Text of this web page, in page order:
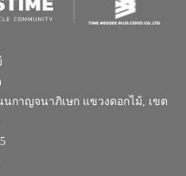
กาญจนาภิเษก แขวงดอกไม้, เขต